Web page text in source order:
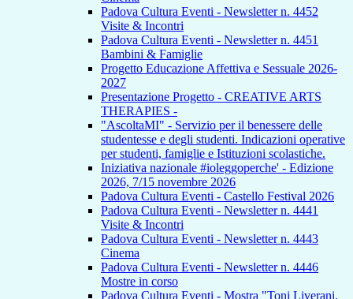
Padova Cultura Eventi - Newsletter n. 4452
Visite & Incontri
Padova Cultura Eventi - Newsletter n. 4451
Bambini & Famiglie
Progetto Educazione Affettiva e Sessuale 2026-
2027
Presentazione Progetto - CREATIVE ARTS
THERAPIES -
"AscoltaMI" - Servizio per il benessere delle
studentesse e degli studenti. Indicazioni operative
per studenti, famiglie e Istituzioni scolastiche.
Iniziativa nazionale #ioleggoperche' - Edizione
2026, 7/15 novembre 2026
Padova Cultura Eventi - Castello Festival 2026
Padova Cultura Eventi - Newsletter n. 4441
Visite & Incontri
Padova Cultura Eventi - Newsletter n. 4443
Cinema
Padova Cultura Eventi - Newsletter n. 4446
Mostre in corso
Padova Cultura Eventi - Mostra "Toni Liverani.